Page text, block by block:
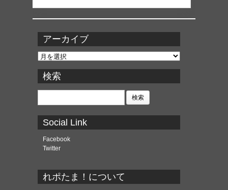
アーカイブ
ア
カ
イ
ブ
検索
検
Social Link
Facebook
Twitter
れポたま！について